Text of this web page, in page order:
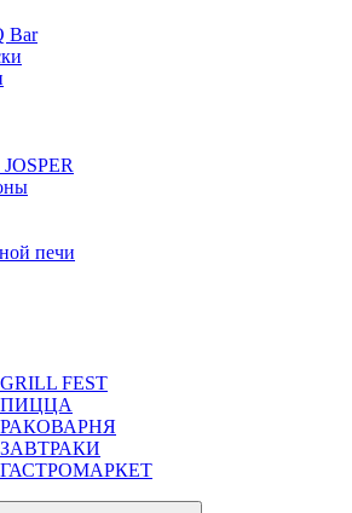
Bar
печи
FEST
ПИЦЦА
РАКОВАРНЯ
ЗАВТРАКИ
ГАСТРОМАРКЕТ